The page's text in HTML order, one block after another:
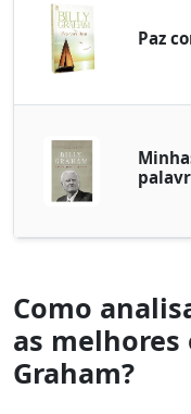
Paz
Como
as melhores
Graham?